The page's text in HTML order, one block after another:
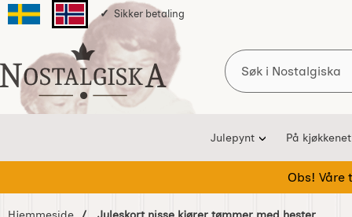
Svenska sidanNorska sidan
Sikker betaling
Startsiden for Nostalgiska
Søk
Julepynt På kjøkkenet
Obs! Våre